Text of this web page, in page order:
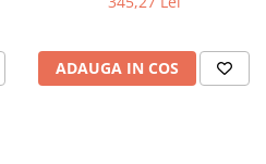
ADAUGA IN COS